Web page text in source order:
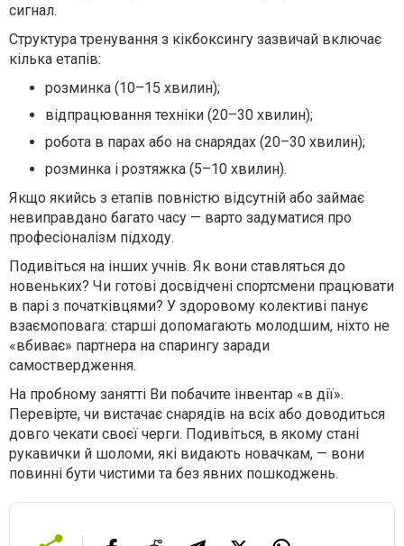
сигнал.
Структура тренування з кікбоксингу зазвичай включає
кілька етапів:
розминка (10–15 хвилин);
відпрацювання техніки (20–30 хвилин);
робота в парах або на снарядах (20–30 хвилин);
розминка і розтяжка (5–10 хвилин).
Якщо якийсь з етапів повністю відсутній або займає
невиправдано багато часу — варто задуматися про
професіоналізм підходу.
Подивіться на інших учнів. Як вони ставляться до
новеньких? Чи готові досвідчені спортсмени працювати
в парі з початківцями? У здоровому колективі панує
взаємоповага: старші допомагають молодшим, ніхто не
«вбиває» партнера на спарингу заради
самоствердження.
На пробному занятті Ви побачите інвентар «в дії».
Перевірте, чи вистачає снарядів на всіх або доводиться
довго чекати своєї черги. Подивіться, в якому стані
рукавички й шоломи, які видають новачкам, — вони
повинні бути чистими та без явних пошкоджень.